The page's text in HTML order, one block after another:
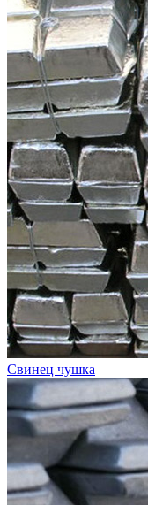
Свинец чушка